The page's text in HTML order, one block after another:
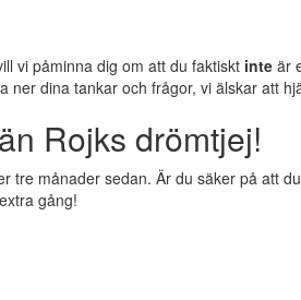
vi påminna dig om att du faktiskt inte är
dina tankar och frågor, vi älskar att
Rojks drömtjej!
tre månader sedan. Är du säker på att
gång!